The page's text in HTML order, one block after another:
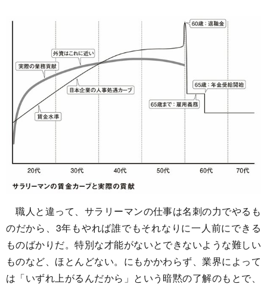
職人と違って、サラリーマンの仕事は名刺の力でやるも
のだから、3年もやれば誰でもそれなりに一人前にできる
ものばかりだ。特別な才能がないとできないような難しい
ものなど、ほとんどない。にもかかわらず、業界によって
は「いずれ上がるんだから」という暗黙の了解のもとで、